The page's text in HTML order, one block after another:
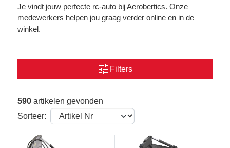
Je vindt jouw perfecte rc-auto bij Aerobertics. Onze
medewerkers helpen jou graag verder online en in de
winkel.
tune Filters
590 artikelen gevonden
Sorteer: